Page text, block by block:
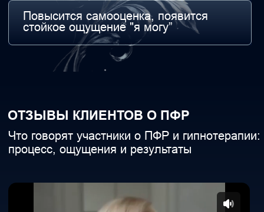
Каналы в Telegram
ОГРНИП 325527500056482
ИНН 526300116317
ИП Ласточкина Татьяна Ивановна